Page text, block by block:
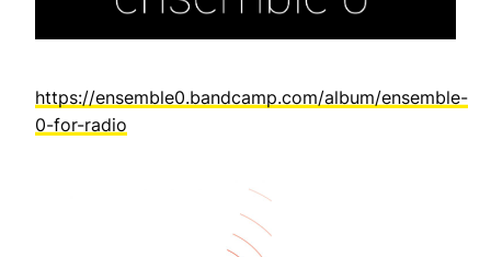
https://ensemble0.bandcamp.com/album/ensemble-
0-for-radio